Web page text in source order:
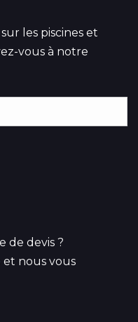
les piscines et
vous à notre
de devis ?
et nous vous